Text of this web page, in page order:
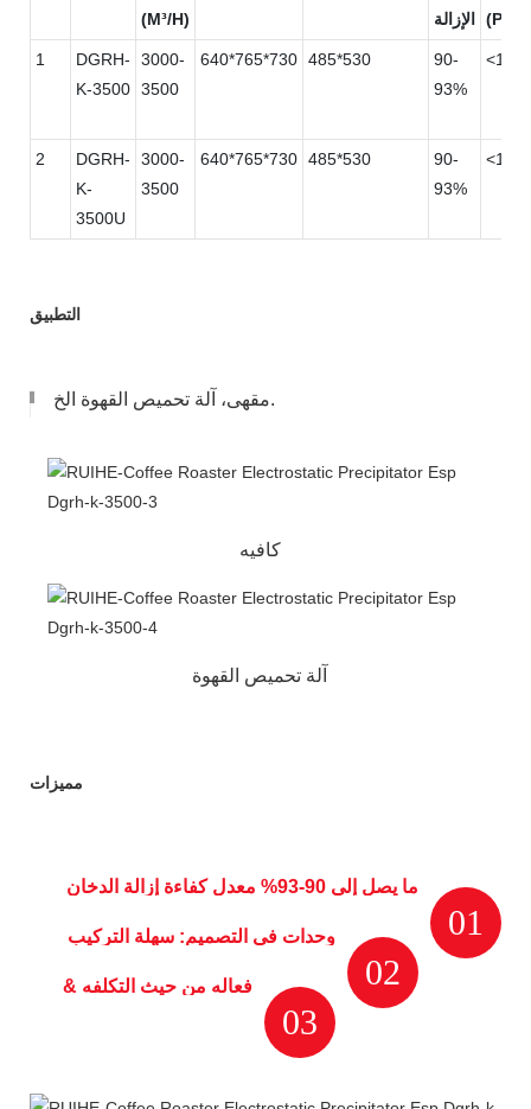
(M³/H)
الإزالة
(PA)
1
DGRH-
K-3500
3000-
3500
640*765*730 485*530
90-
93%
<150
2
DGRH-
K-
3500U
3000-
3500
640*765*730 485*530
90-
93%
<150
التطبيق
مقهى، آلة تحميص القهوة الخ.
كافيه
آلة تحميص القهوة
مميزات
01
ما يصل إلى 90-93% معدل كفاءة إزالة الدخان
02
وحدات في التصميم: سهلة التركيب
03
فعاله من حيث التكلفه &